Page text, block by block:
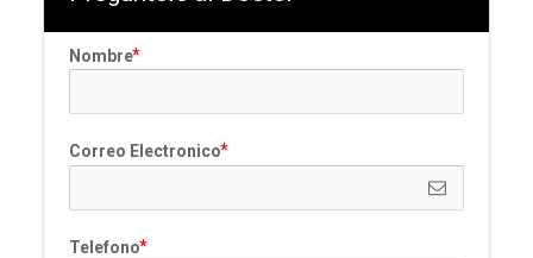
Nombre
Correo Electronico
Telefono